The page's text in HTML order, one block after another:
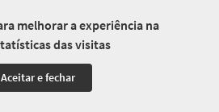
melhorar a experiência na
das visitas
Aceitar e fechar